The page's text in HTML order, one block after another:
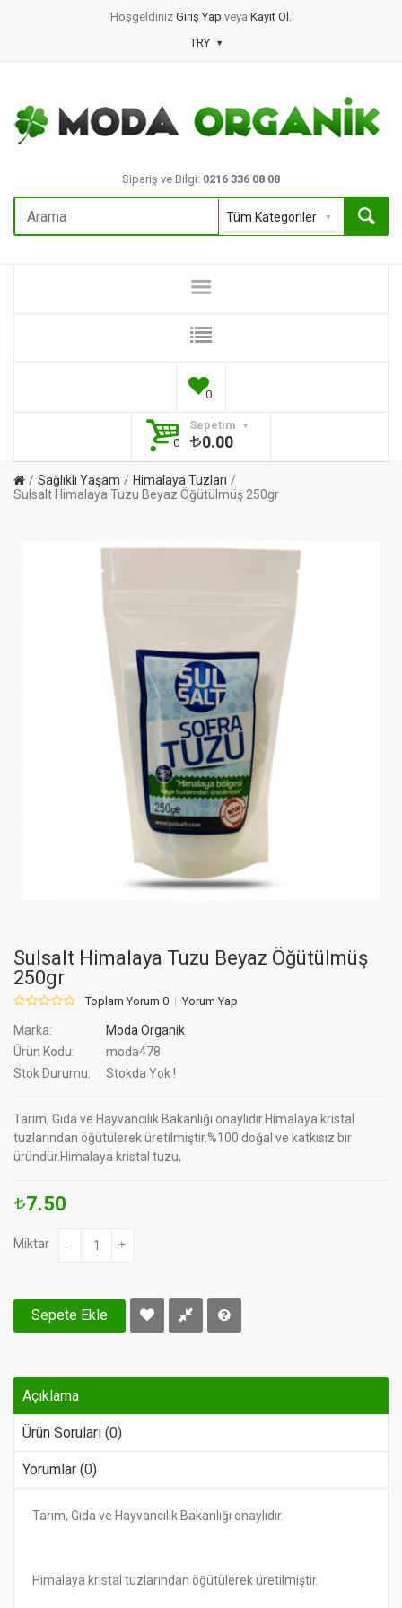
Hoşgeldiniz Giriş Yap veya Kayıt Ol .
TRY
Sipariş ve Bilgi: 0216 336 08 08
0
Sepetim
0
0.00
Sağlıklı Yaşam
Himalaya Tuzları
Sulsalt Himalaya Tuzu Beyaz Öğütülmüş 250gr
Sulsalt Himalaya Tuzu Beyaz Öğütülmüş
250gr
Toplam Yorum 0 Yorum Yap
Marka:
Moda Organik
Ürün Kodu:
moda478
Stok Durumu:
Stokda Yok !
Tarım, Gıda ve Hayvancılık Bakanlığı onaylıdır.Himalaya kristal
tuzlarından öğütülerek üretilmiştir.%100 doğal ve katkısız bir
üründür.Himalaya kristal tuzu,
7.50
Miktar - +
Sepete Ekle
Açıklama
Ürün Soruları (0)
Yorumlar (0)
Tarım, Gıda ve Hayvancılık Bakanlığı onaylıdır.
Himalaya kristal tuzlarından öğütülerek üretilmiştir.